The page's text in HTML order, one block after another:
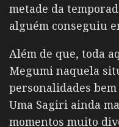
metade da
alguém conseguiu
Além de que, toda
Megumi naquela
personalidades
Uma Sagiri ainda
momentos muito